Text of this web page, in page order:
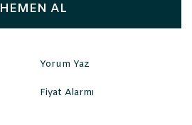
HEMEN AL
Yorum Yaz
Fiyat Alarmı